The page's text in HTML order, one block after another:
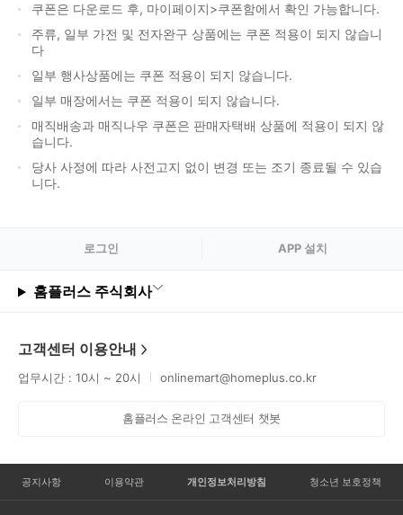
쿠폰은 다운로드 후, 마이페이지>쿠폰함에서 확인 가능합니다.
주류, 일부 가전 및 전자완구 상품에는 쿠폰 적용이 되지 않습니
다
일부 행사상품에는 쿠폰 적용이 되지 않습니다.
일부 매장에서는 쿠폰 적용이 되지 않습니다.
매직배송과 매직나우 쿠폰은 판매자택배 상품에 적용이 되지 않
습니다.
당사 사정에 따라 사전고지 없이 변경 또는 조기 종료될 수 있습
니다.
로그인 APP 설치
홈플러스 주식회사
고객센터 이용안내
업무시간 : 10시 ~ 20시 onlinemart@homeplus.co.kr
홈플러스 온라인 고객센터 챗봇
공지사항 이용약관 개인정보처리방침 청소년 보호정책